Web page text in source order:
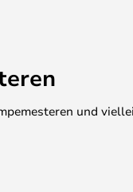
und